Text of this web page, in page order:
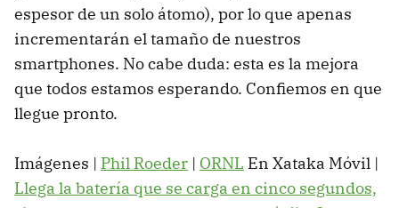
espesor de un solo átomo), por lo que apenas
incrementarán el tamaño de nuestros
smartphones. No cabe duda: esta es la mejora
que todos estamos esperando. Confiemos en que
llegue pronto.
Imágenes | Phil Roeder | ORNL En Xataka Móvil |
Llega la batería que se carga en cinco segundos,